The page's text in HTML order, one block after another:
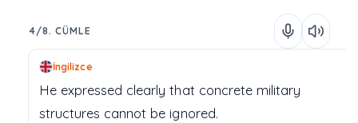
4/8. CÜMLE
İngilizce
He expressed clearly that concrete military
structures cannot be ignored.